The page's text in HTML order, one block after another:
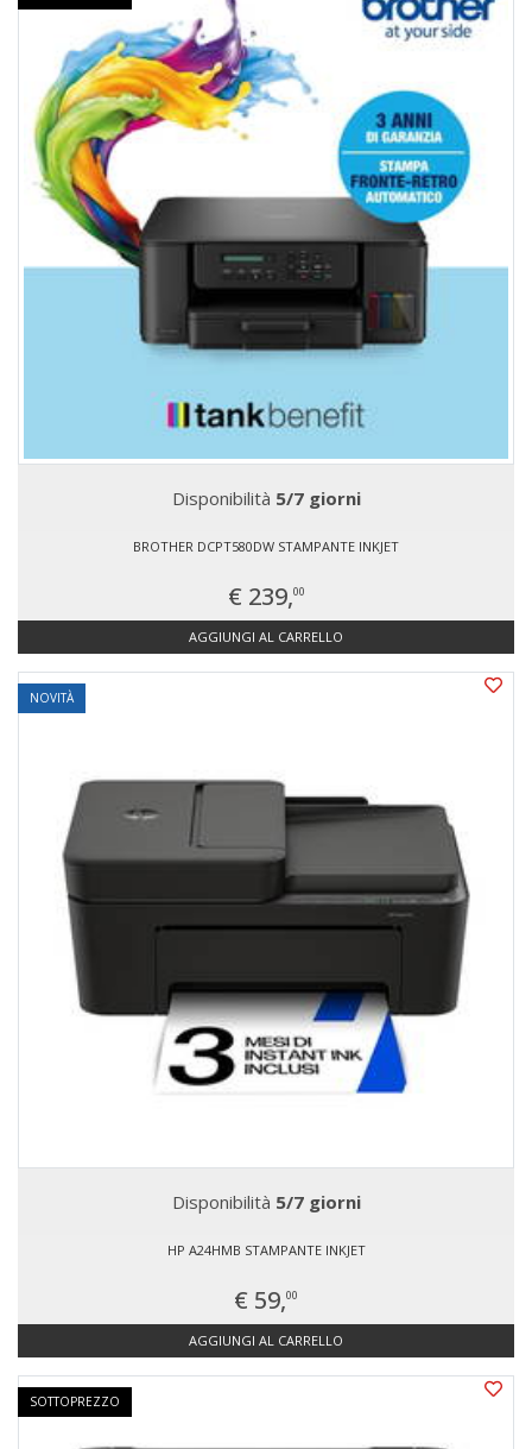
Disponibilità 5/7 giorni
BROTHER DCPT580DW STAMPANTE INKJET
€ 239,00
AGGIUNGI AL CARRELLO
NOVITÀ
Disponibilità 5/7 giorni
HP A24HMB STAMPANTE INKJET
€ 59,00
AGGIUNGI AL CARRELLO
SOTTOPREZZO